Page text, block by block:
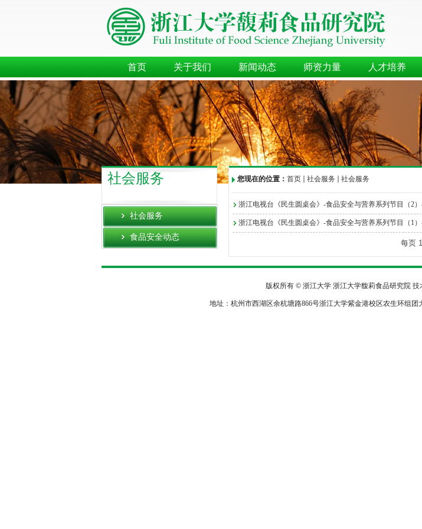
首页 关于我们 新闻动态 师资力量 人才培养
社会服务
社会服务
食品安全动态
您现在的位置： 首页 社会服务 社会服务
浙江电视台《民生圆桌会》-食品安全与营养系列节目（2
浙江电视台《民生圆桌会》-食品安全与营养系列节目（1
每页
版权所有 © 浙江大学 浙江大学馥莉食品研究院 技
地址：杭州市西湖区余杭塘路866号浙江大学紫金港校区农生环组团